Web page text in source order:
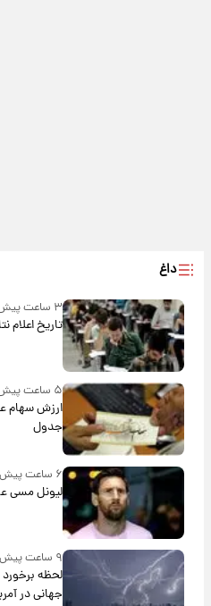
داغ
۳ ساعت پیش
تاریخ
۵ ساعت پیش
جدول
۶ ساعت پیش
لیونل مسی
۹ ساعت پیش
لحظه
جهانی در